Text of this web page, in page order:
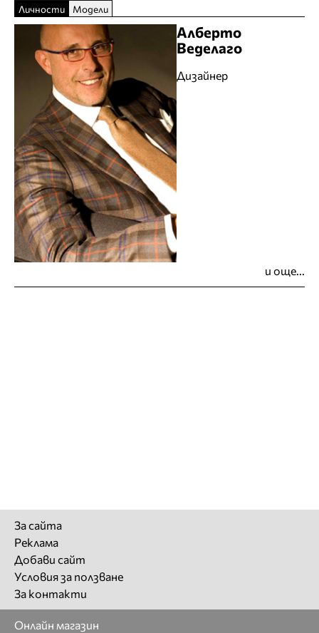
Личности Модели
Алберто
Веделаго
Дизайнер
и още...
За сайта
Реклама
Добави сайт
Условия за ползване
За контакти
Онлайн магазин